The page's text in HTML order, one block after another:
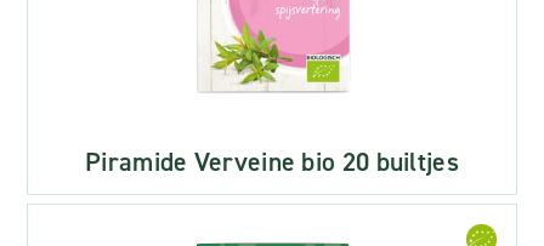
Piramide Verveine bio 20 builtjes